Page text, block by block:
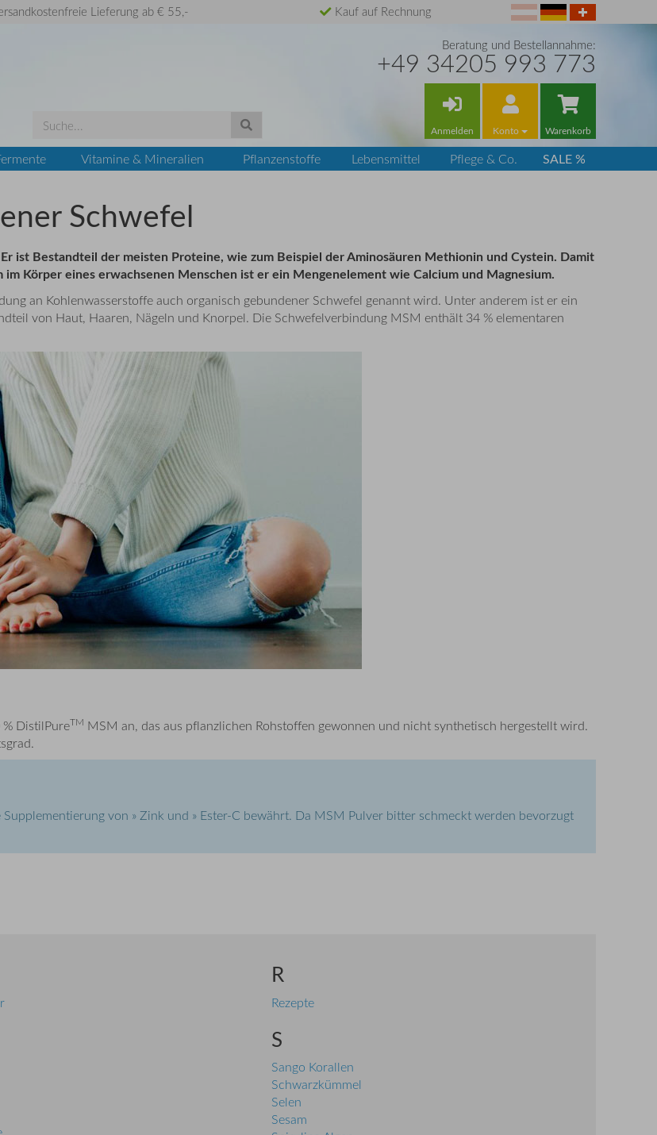
Lieferung ab € 55,- Kauf auf Rechnung
Beratung und Bestellannahme:
+49 34205 993 773
Anmelden Konto Warenkorb
Vitamine & Mineralien Pflanzenstoffe Lebensmittel Pflege & Co. SALE %
Schwefel
ist Bestandteil der meisten Proteine, wie zum Beispiel der Aminosäuren Methionin und Cystein. Damit
Körper eines erwachsenen Menschen ist er ein Mengenelement wie Calcium und Magnesium.
an Kohlenwasserstoffe auch organisch gebundener Schwefel genannt wird. Unter anderem ist er ein
von Haut, Haaren, Nägeln und Knorpel. Die Schwefelverbindung MSM enthält 34 % elementaren
DistilPureTM MSM an, das aus pflanzlichen Rohstoffen gewonnen und nicht synthetisch hergestellt wird.
von » Zink und » Ester-C bewährt. Da MSM Pulver bitter schmeckt werden bevorzugt
R
Rezepte
S
Sango Korallen
Schwarzkümmel
Selen
Sesam